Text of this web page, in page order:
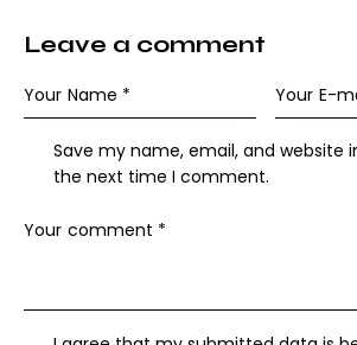
Leave a comment
Save my name, email, and website
the next time I comment.